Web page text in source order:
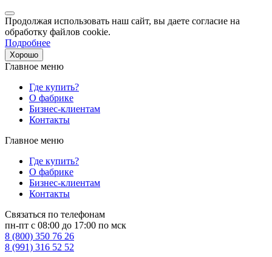
Продолжая использовать наш сайт, вы даете согласие на
обработку файлов cookie.
Подробнее
Хорошо
Главное меню
Где купить?
О фабрике
Бизнес-клиентам
Контакты
Главное меню
Где купить?
О фабрике
Бизнес-клиентам
Контакты
Связаться по телефонам
пн-пт с 08:00 до 17:00 по мск
8 (800) 350 76 26
8 (991) 316 52 52